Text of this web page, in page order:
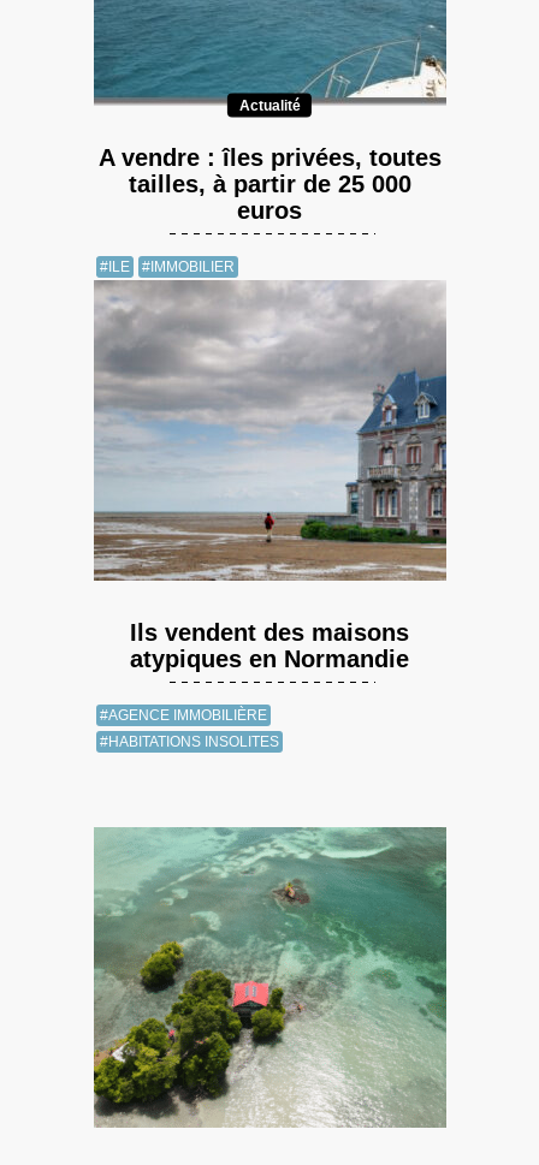
Actualité
A vendre : îles privées, toutes
tailles, à partir de 25 000
euros
#ILE #IMMOBILIER
Ils vendent des maisons
atypiques en Normandie
#AGENCE IMMOBILIÈRE
#HABITATIONS INSOLITES